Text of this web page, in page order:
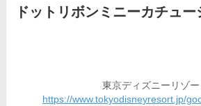
ドットリボンミニーカチュー
東京ディズニーリゾー
https://www.tokyodisneyresort.jp/